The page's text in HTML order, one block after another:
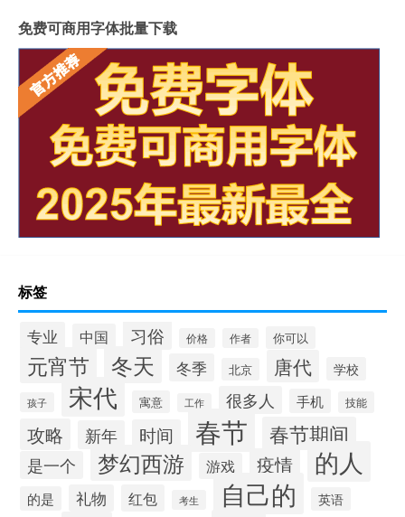
免费可商用字体批量下载
标签
专业 中国 习俗 价格 作者 你可以
元宵节 冬天 冬季 北京 唐代 学校
孩子 宋代 寓意 工作 很多人 手机 技能
攻略 新年 时间 春节 春节期间
是一个 梦幻西游 游戏 疫情 的人
的是 礼物 红包 考生 自己的 英语